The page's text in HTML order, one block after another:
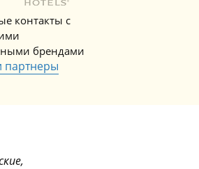
контакты с
брендами